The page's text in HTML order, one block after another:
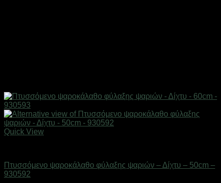
Quick View
Πτυσσόμενο ψαροκάλαθο φύλαξης ψαριών – Δίχτυ – 50cm –
930592